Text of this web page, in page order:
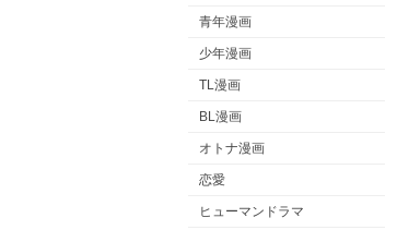
青年漫画
少年漫画
TL漫画
BL漫画
オトナ漫画
恋愛
ヒューマンドラマ